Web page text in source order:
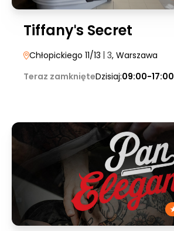
Tiffanyˈs Secret
Chłopickiego 11/13 | 3, Warszawa
Teraz zamknięteDzisiaj:09:00-17:00